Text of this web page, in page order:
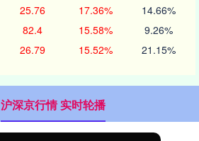
25.76 17.36% 14.66%
82.4 15.58% 9.26%
26.79 15.52% 21.15%
沪深京行情 实时轮播